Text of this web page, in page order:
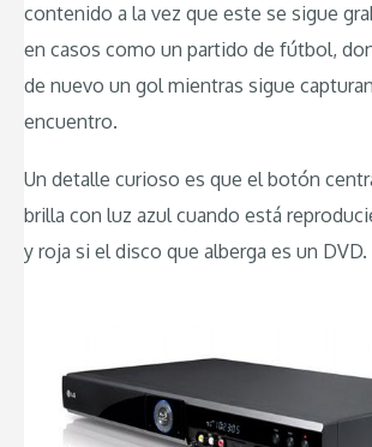
contenido a la vez que este se sigue
en casos como un partido de fútbol,
de nuevo un gol mientras sigue
encuentro.
Un detalle curioso es que el botón
brilla con luz azul cuando está
y roja si el disco que alberga es un DVD.